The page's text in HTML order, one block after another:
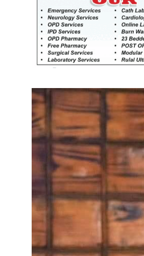
खेतीकिसानी
परियोजना
उद्यमीले
निर्धारित